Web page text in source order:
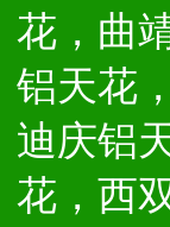
花，曲
铝天花
迪庆铝
花，西